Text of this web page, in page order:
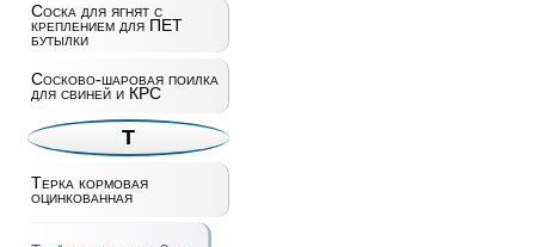
Соска для ягнят с
креплением для ПЕТ
бутылки
Сосково-шаровая поилка
для свиней и КРС
Т
Терка кормовая
оцинкованная